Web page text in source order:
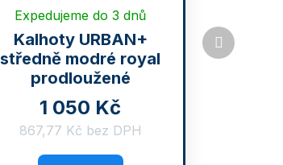
Expedujeme do 3 dnů
Kalhoty URBAN+
středně modré royal
prodloužené
1 050 Kč
867,77 Kč bez DPH
Další
produkt